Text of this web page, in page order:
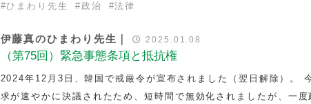
#ひまわり先生 #政治 #法律
伊藤真のひまわり先生｜ 2025.01.08
（第75回）緊急事態条項と抵抗権
2024年12月3日、韓国で戒厳令が宣布されました（翌日解除）。
求が速やかに決議されたため、短時間で無効化されましたが、一